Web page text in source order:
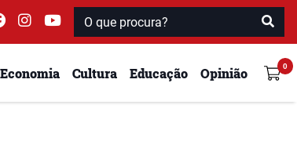
Economia Cultura Educação Opinião